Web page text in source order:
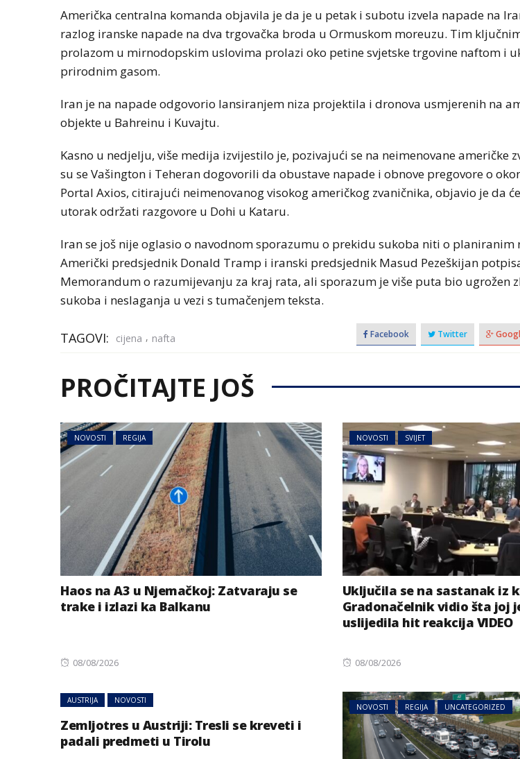
Američka centralna komanda objavila je da je u petak i subotu izvela napade na
razlog iranske napade na dva trgovačka broda u Ormuskom moreuzu. Tim
prolazom u mirnodopskim uslovima prolazi oko petine svjetske trgovine naftom i
prirodnim gasom.
Iran je na napade odgovorio lansiranjem niza projektila i dronova usmjerenih na
objekte u Bahreinu i Kuvajtu.
Kasno u nedjelju, više medija izvijestilo je, pozivajući se na neimenovane američke
su se Vašington i Teheran dogovorili da obustave napade i obnove pregovore o
Portal Axios, citirajući neimenovanog visokog američkog zvaničnika, objavio je da
utorak održati razgovore u Dohi u Kataru.
Iran se još nije oglasio o navodnom sporazumu o prekidu sukoba niti o planiranim
Američki predsjednik Donald Tramp i iranski predsjednik Masud Pezeškijan
Memorandum o razumijevanju za kraj rata, ali sporazum je više puta bio ugrožen
sukoba i neslaganja u vezi s tumačenjem teksta.
TAGOVI: cijena , nafta Facebook Twitter
PROČITAJTE JOŠ
NOVOSTI REGIJA
Haos na A3 u Njemačkoj: Zatvaraju se
trake i izlazi ka Balkanu
Posted
08/08/2026
NOVOSTI SVIJET
Uključila se na sastanak iz
Gradonačelnik vidio šta joj
uslijedila hit reakcija VIDEO
Posted
08/08/2026
AUSTRIJA NOVOSTI
Zemljotres u Austriji: Tresli se kreveti i
padali predmeti u Tirolu
NOVOSTI REGIJA UNCATEGORIZED